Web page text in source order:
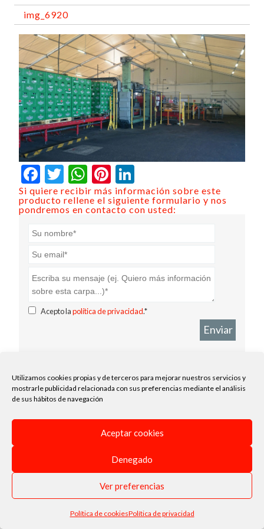
Utilizamos cookies propias y de terceros para mejorar nuestros servicios y
mostrarle publicidad relacionada con sus preferencias mediante el análisis
de sus hábitos de navegación
Aceptar cookies
Denegado
Ver preferencias
Política de cookiesPolítica de privacidad
img_6920
Facebook
Twitter
WhatsApp
Pinterest
Si quiere recibir más información sobre este
producto rellene el siguiente formulario y nos
pondremos en contacto con usted:
Acepto lapolítica de privacidad.*
Enviar